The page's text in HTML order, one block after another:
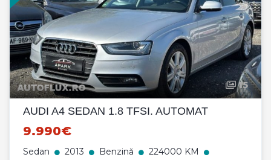
15
AUDI A4 SEDAN 1.8 TFSI. AUTOMAT
9.990€
Sedan 2013 Benzină
224000 KM